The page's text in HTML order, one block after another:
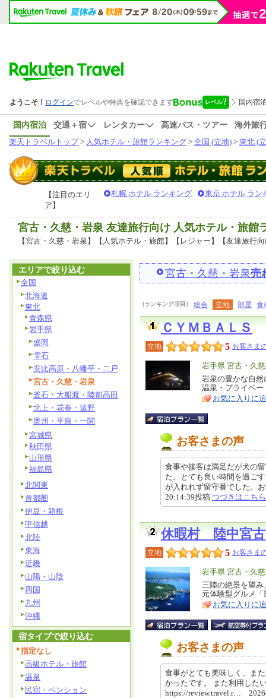
国内宿泊 交通＋宿 レンタカー 高速バス・ツアー
海外旅
楽天トラベルトップ> 人気ホテル・旅館ランキング > 全国 (立地) > 東北 (
【注目のエリ
ア】
札幌 ホテル ランキング 東京 ホテル ラン
宮古・久慈・岩泉 友達旅行向け 人気ホテル・旅館
【宮古・久慈・岩泉】【人気ホテル・旅館】【レジャー】【友達旅行
宮古・久慈・岩泉売
[ランキング項目] 総合 立地 部屋 食
ＣＹＭＢＡＬＳ
立地 5 お客さま
エ
リ
ア
岩手県 宮古・久
特
徴
岩泉の豊かな自
温泉・プライベ
お気に入りに
お客さまの声
食事や接客は満足だが犬の
た。とても良い時間を過ご
が入れれず留守番でした。
20:14:39投稿 つづきはこちら
休暇村 陸中宮古
立地 5 お客さま
エ
リ
ア
岩手県 宮古・久
特
徴
三陸の絶景を望
元体験型グルメ
お気に入りに
お客さまの声
食事がとても美味しく、ま
かったです。 また利用し
https://review.travel.r…
エリアで絞り込む
全国
北海道
東北
青森県
岩手県
盛岡
雫石
安比高原・八幡平・二戸
宮古・久慈・岩泉
釜石・大船渡・陸前高田
北上・花巻・遠野
奥州・平泉・一関
宮城県
秋田県
山形県
福島県
北関東
首都圏
伊豆・箱根
甲信越
北陸
東海
近畿
山陽・山陰
四国
九州
沖縄
宿タイプで絞り込む
指定なし
高級ホテル・旅館
温泉
民宿・ペンション